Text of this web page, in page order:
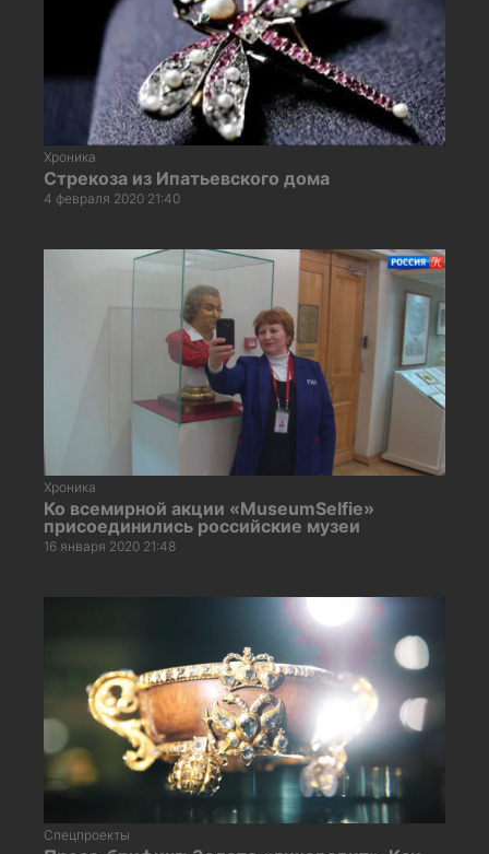
Хроника
Стрекоза из Ипатьевского дома
4 февраля 2020 21:40
Хроника
Ко всемирной акции «MuseumSelfie»
присоединились российские музеи
16 января 2020 21:48
Спецпроекты